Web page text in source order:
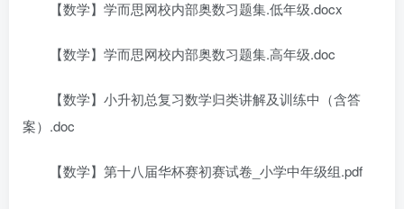
【数学】学而思网校内部奥数习题集.低年级.docx
【数学】学而思网校内部奥数习题集.高年级.doc
【数学】小升初总复习数学归类讲解及训练中（含答
案）.doc
【数学】第十八届华杯赛初赛试卷_小学中年级组.pdf